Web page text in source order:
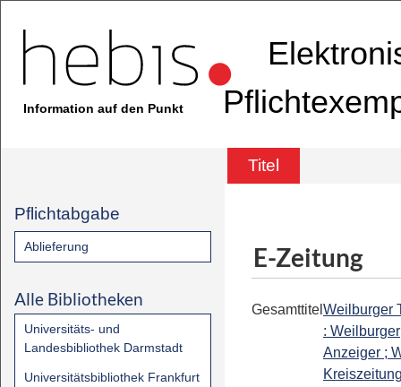
Information auf den Punkt
Titel
Pflichtabgabe
Ablieferung
Alle Bibliotheken
Universitäts- und
Landesbibliothek Darmstadt
Universitätsbibliothek Frankfurt
E-Zeitung
Gesamttitel Weilburger
: Weilburger
Anzeiger ;